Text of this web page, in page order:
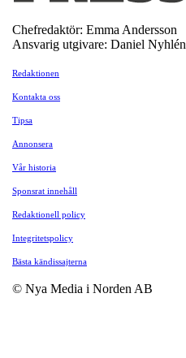
Chefredaktör: Emma Andersson
Ansvarig utgivare: Daniel Nyhlén
Redaktionen
Kontakta oss
Tipsa
Annonsera
Vår historia
Sponsrat innehåll
Redaktionell policy
Integritetspolicy
Bästa kändissajterna
© Nya Media i Norden AB